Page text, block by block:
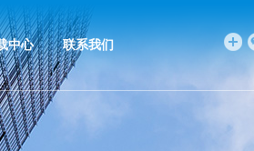
中心 联系我们